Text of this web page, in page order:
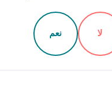
نعم لا